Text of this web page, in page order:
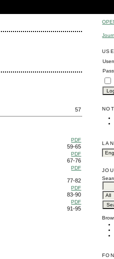
57
PDF
59-65
PDF
67-76
PDF
77-82
PDF
83-90
PDF
91-95